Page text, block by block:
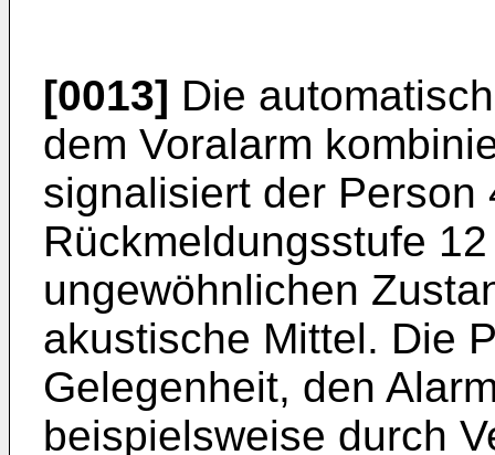
[0013] Die
dem Voralarm
signalisiert der Person
Rückmeldungsstufe
ungewöhnlichen
akustische Mittel. Die
Gelegenheit, den
beispielsweise durch